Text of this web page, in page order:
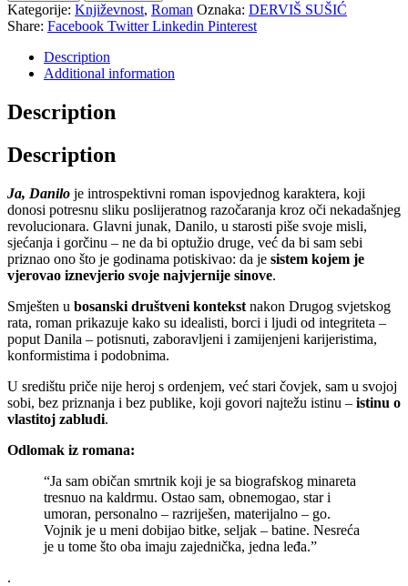
Kategorije: Književnost, Roman Oznaka: DERVIŠ SUŠIĆ
Share: Facebook Twitter Linkedin Pinterest
Description
Additional information
Description
Description
Ja, Danilo je introspektivni roman ispovjednog karaktera, koji
donosi potresnu sliku poslijeratnog razočaranja kroz oči nekadašnjeg
revolucionara. Glavni junak, Danilo, u starosti piše svoje misli,
sjećanja i gorčinu – ne da bi optužio druge, već da bi sam sebi
priznao ono što je godinama potiskivao: da je sistem kojem je
vjerovao iznevjerio svoje najvjernije sinove.
Smješten u bosanski društveni kontekst nakon Drugog svjetskog
rata, roman prikazuje kako su idealisti, borci i ljudi od integriteta –
poput Danila – potisnuti, zaboravljeni i zamijenjeni karijeristima,
konformistima i podobnima.
U središtu priče nije heroj s ordenjem, već stari čovjek, sam u svojoj
sobi, bez priznanja i bez publike, koji govori najtežu istinu – istinu o
vlastitoj zabludi.
Odlomak iz romana:
“Ja sam običan smrtnik koji je sa biografskog minareta
tresnuo na kaldrmu. Ostao sam, obnemogao, star i
umoran, personalno – razriješen, materijalno – go.
Vojnik je u meni dobijao bitke, seljak – batine. Nesreća
je u tome što oba imaju zajednička, jedna leđa.”
.